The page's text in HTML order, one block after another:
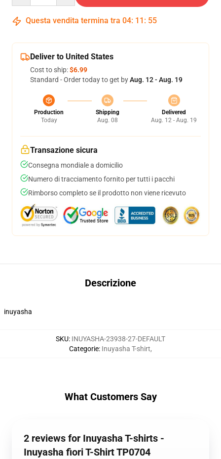
Questa vendita termina tra 04: 11 : 54
Deliver to United States
Cost to ship:$6.99
Standard - Order today to get byAug. 12 - Aug. 19
Production
Today
Shipping
Aug. 08
Delivered
Aug. 12 - Aug. 19
Transazione sicura
Consegna mondiale a domicilio
Numero di tracciamento fornito per tutti i pacchi
Rimborso completo se il prodotto non viene ricevuto
Descrizione
inuyasha
SKU: INUYASHA-23938-27-DEFAULT
Categorie: Inuyasha T-shirt,
What Customers Say
2 reviews for Inuyasha T-shirts -
Inuyasha fiori T-Shirt TP0704